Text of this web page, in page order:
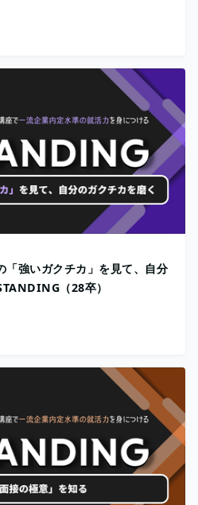
「強いガクチカ」を見て、自分
（28卒）